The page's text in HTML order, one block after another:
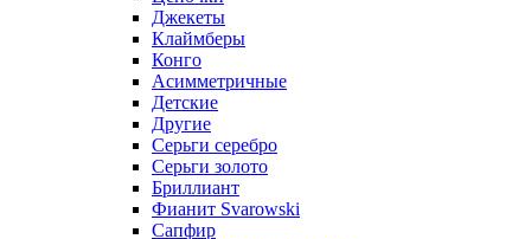
Джекеты
Клаймберы
Конго
Асимметричные
Детские
Другие
Серьги серебро
Серьги золото
Бриллиант
Фианит Svarowski
Сапфир